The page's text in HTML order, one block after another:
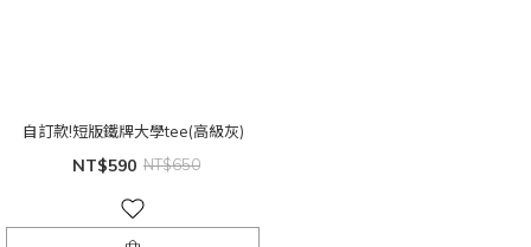
自訂款!短版鐵牌大學tee(高級灰)
NT$590 NT$650